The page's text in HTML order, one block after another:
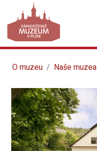
O muzeu Naše muzea